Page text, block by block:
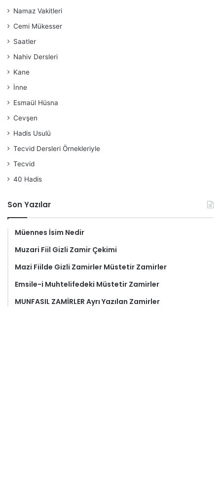
Namaz Vakitleri
Cemi Mükesser
Saatler
Nahiv Dersleri
Kane
İnne
Esmaül Hüsna
Cevşen
Hadis Usulü
Tecvid Dersleri Örnekleriyle
Tecvid
40 Hadis
Son Yazılar
Müennes İsim Nedir
Muzari Fiil Gizli Zamir Çekimi
Mazi Fiilde Gizli Zamirler Müstetir Zamirler
Emsile-i Muhtelifedeki Müstetir Zamirler
MUNFASIL ZAMİRLER Ayrı Yazılan Zamirler